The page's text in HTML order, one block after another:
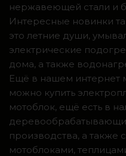
нержавеющей стали и
Интересные новинки
это летние души,
электрические
дома, а также
Ещё в нашем интернет
можно купить
мотоблок, ещё есть в
производства, а также
мотоблоками,